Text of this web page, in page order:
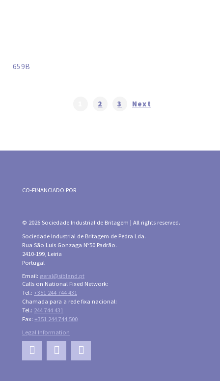
659B
2 3 Next
CO-FINANCIADO POR
© 2026 Sociedade Industrial de Britagem | All rights reserved.
Sociedade Industrial de Britagem de Pedra Lda.
Rua São Luis Gonzaga Nº50 Padrão.
2410-199, Leiria
Portugal
Email: geral@sibland.pt
Calls on National Fixed Network:
Tel.: +351 244 744 431
Chamada para a rede fixa nacional:
Tel.: 244 744 431
Fax: +351 244 744 500
Legal Information